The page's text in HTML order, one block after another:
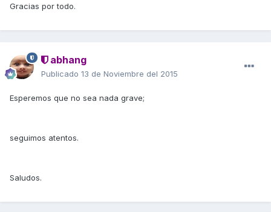
Gracias por todo.
abhang
Publicado 13 de Noviembre del 2015
Esperemos que no sea nada grave;
seguimos atentos.
Saludos.